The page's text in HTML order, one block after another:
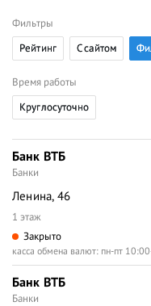
Фильтры
Рейтинг
C сайтом
Время работы
Круглосуточно
Банк ВТБ
Банки
Ленина, 46
1 этаж
Закрыто
касса обмена валют: пн-пт
Банк ВТБ
Банки